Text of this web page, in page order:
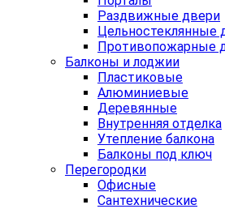
Раздвижные двери
Цельностеклянные
Противопожарные
Балконы и лоджии
Пластиковые
Алюминиевые
Деревянные
Внутренняя отделка
Утепление балкона
Балконы под ключ
Перегородки
Офисные
Сантехнические